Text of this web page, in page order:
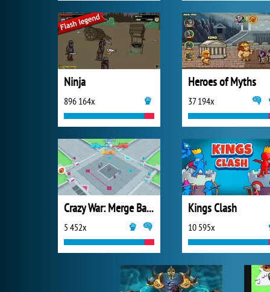
Ninja
896 164x
Heroes of Myths
37 194x
Crazy War: Merge Battle
5 452x
Kings Clash
10 595x